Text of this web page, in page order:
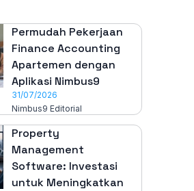
Permudah Pekerjaan
Finance Accounting
Apartemen dengan
Aplikasi Nimbus9
31/07/2026
Nimbus9 Editorial
Property
Management
Software: Investasi
untuk Meningkatkan